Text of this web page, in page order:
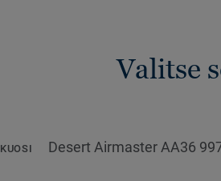
Valitse
KUOSI Desert Airmaster AA36